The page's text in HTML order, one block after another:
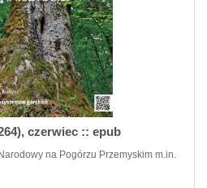
czerwiec :: epub
na Pogórzu Przemyskim m.in.